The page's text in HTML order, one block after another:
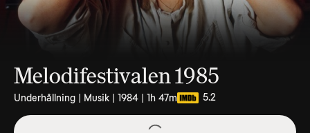
Melodifestivalen 1985
Underhållning | Musik | 1984 | 1h 47m 5.2